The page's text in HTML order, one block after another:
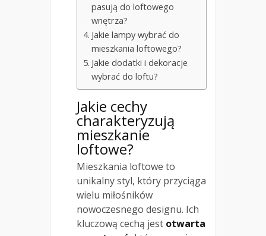
pasują do loftowego
wnętrza?
Jakie lampy wybrać do
mieszkania loftowego?
Jakie dodatki i dekoracje
wybrać do loftu?
Jakie cechy
charakteryzują
mieszkanie
loftowe?
Mieszkania loftowe to
unikalny styl, który przyciąga
wielu miłośników
nowoczesnego designu. Ich
kluczową cechą jest otwarta